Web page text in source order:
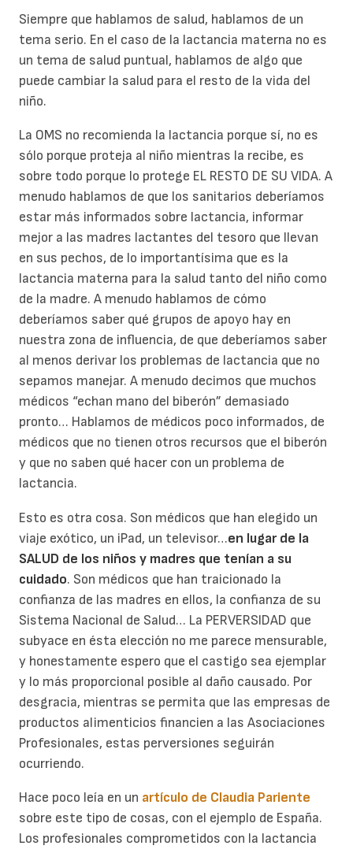
Siempre que hablamos de salud, hablamos de un
tema serio. En el caso de la lactancia materna no es
un tema de salud puntual, hablamos de algo que
puede cambiar la salud para el resto de la vida del
niño.
La OMS no recomienda la lactancia porque sí, no es
sólo porque proteja al niño mientras la recibe, es
sobre todo porque lo protege EL RESTO DE SU VIDA. A
menudo hablamos de que los sanitarios deberíamos
estar más informados sobre lactancia, informar
mejor a las madres lactantes del tesoro que llevan
en sus pechos, de lo importantísima que es la
lactancia materna para la salud tanto del niño como
de la madre. A menudo hablamos de cómo
deberíamos saber qué grupos de apoyo hay en
nuestra zona de influencia, de que deberíamos saber
al menos derivar los problemas de lactancia que no
sepamos manejar. A menudo decimos que muchos
médicos “echan mano del biberón” demasiado
pronto… Hablamos de médicos poco informados, de
médicos que no tienen otros recursos que el biberón
y que no saben qué hacer con un problema de
lactancia.
Esto es otra cosa. Son médicos que han elegido un
viaje exótico, un iPad, un televisor…en lugar de la
SALUD de los niños y madres que tenían a su
cuidado. Son médicos que han traicionado la
confianza de las madres en ellos, la confianza de su
Sistema Nacional de Salud… La PERVERSIDAD que
subyace en ésta elección no me parece mensurable,
y honestamente espero que el castigo sea ejemplar
y lo más proporcional posible al daño causado. Por
desgracia, mientras se permita que las empresas de
productos alimenticios financien a las Asociaciones
Profesionales, estas perversiones seguirán
ocurriendo.
Hace poco leía en un artículo de Claudia Pariente
sobre este tipo de cosas, con el ejemplo de España.
Los profesionales comprometidos con la lactancia